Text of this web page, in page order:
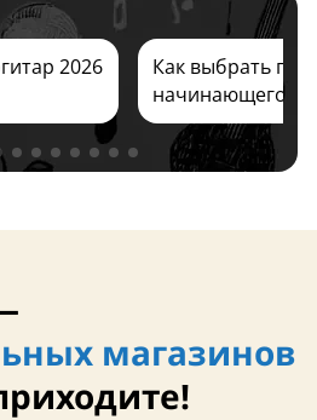
Сегодня
2026
Как выбрать
начинающего
магазинов